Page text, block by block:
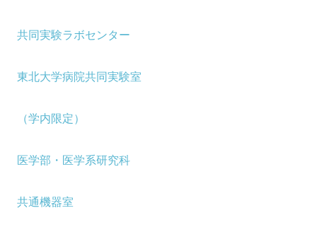
共同実験ラボセンター
東北大学病院共同実験室
（学内限定）
医学部・医学系研究科
共通機器室